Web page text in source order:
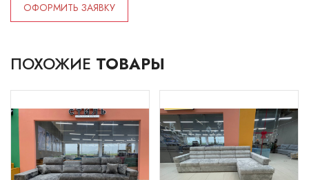
ОФОРМИТЬ ЗАЯВКУ
ПОХОЖИЕ ТОВАРЫ